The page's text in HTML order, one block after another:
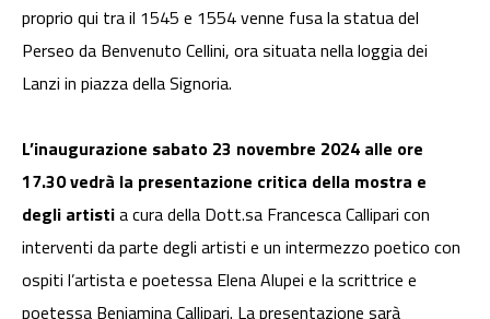
proprio qui tra il 1545 e 1554 venne fusa la statua del
Perseo da Benvenuto Cellini, ora situata nella loggia dei
Lanzi in piazza della Signoria.
L’inaugurazione sabato 23 novembre 2024 alle ore
17.30 vedrà la presentazione critica della mostra e
degli artistia cura della Dott.sa Francesca Callipari con
interventi da parte degli artisti e un intermezzo poetico con
ospiti l’artista e poetessa Elena Alupei e la scrittrice e
poetessa Beniamina Callipari. La presentazione sarà